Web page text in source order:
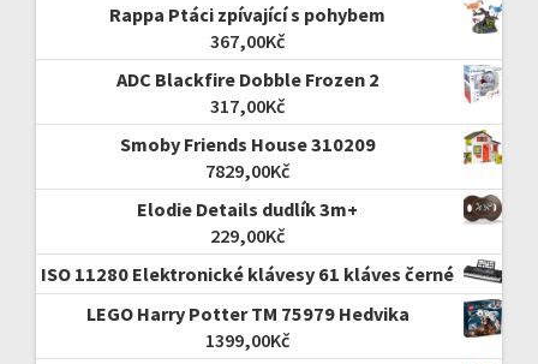
Rappa Ptáci zpívající s pohybem
367,00Kč
ADC Blackfire Dobble Frozen 2
317,00Kč
Smoby Friends House 310209
7829,00Kč
Elodie Details dudlík 3m+
229,00Kč
ISO 11280 Elektronické klávesy 61 kláves černé
LEGO Harry Potter TM 75979 Hedvika
1399,00Kč